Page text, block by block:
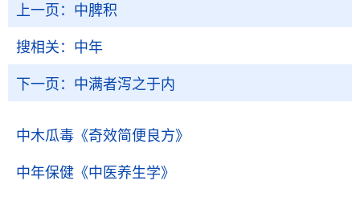
上一页： 中脾积
搜相关： 中年
下一页： 中满者泻之于内
中木瓜毒 《奇效简便良方》
中年保健 《中医养生学》